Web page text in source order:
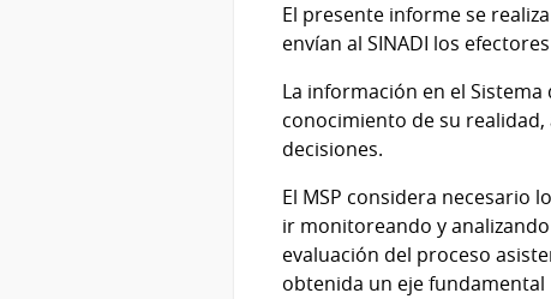
El presente informe se
envían al SINADI los
La información en el
conocimiento de su
decisiones.
El MSP considera necesario
ir monitoreando y
evaluación del proceso
obtenida un eje fundamental